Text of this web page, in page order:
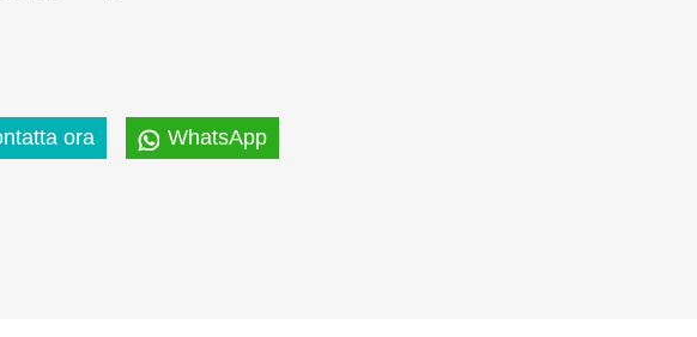
ora WhatsApp